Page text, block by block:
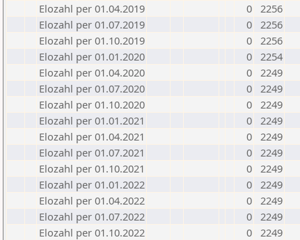
Elozahl per 01.04.2019
0 2256
Elozahl per 01.07.2019
0 2256
Elozahl per 01.10.2019
0 2256
Elozahl per 01.01.2020
0 2254
Elozahl per 01.04.2020
0 2249
Elozahl per 01.07.2020
0 2249
Elozahl per 01.10.2020
0 2249
Elozahl per 01.01.2021
0 2249
Elozahl per 01.04.2021
0 2249
Elozahl per 01.07.2021
0 2249
Elozahl per 01.10.2021
0 2249
Elozahl per 01.01.2022
0 2249
Elozahl per 01.04.2022
0 2249
Elozahl per 01.07.2022
0 2249
Elozahl per 01.10.2022
0 2249